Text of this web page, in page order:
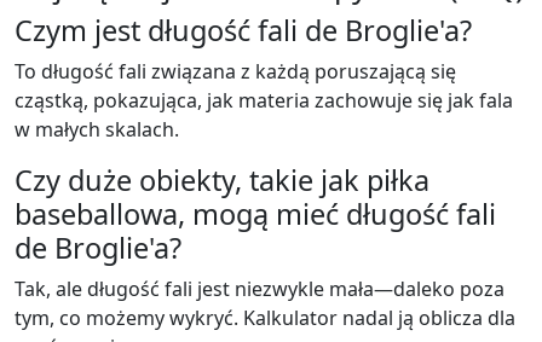
Czym jest długość fali de Broglie'a?
To długość fali związana z każdą poruszającą się
cząstką, pokazująca, jak materia zachowuje się jak fala
w małych skalach.
Czy duże obiekty, takie jak piłka
baseballowa, mogą mieć długość fali
de Broglie'a?
Tak, ale długość fali jest niezwykle mała—daleko poza
tym, co możemy wykryć. Kalkulator nadal ją oblicza dla